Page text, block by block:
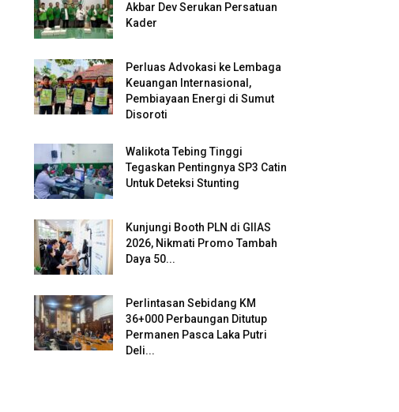
Akbar Dev Serukan Persatuan
Kader
Perluas Advokasi ke Lembaga
Keuangan Internasional,
Pembiayaan Energi di Sumut
Disoroti
Walikota Tebing Tinggi
Tegaskan Pentingnya SP3 Catin
Untuk Deteksi Stunting
Kunjungi Booth PLN di GIIAS
2026, Nikmati Promo Tambah
Daya 50...
Perlintasan Sebidang KM
36+000 Perbaungan Ditutup
Permanen Pasca Laka Putri
Deli...